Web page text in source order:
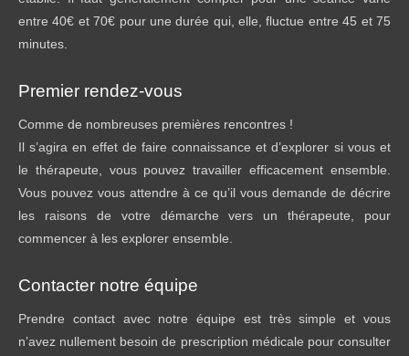
entre 40€ et 70€ pour une durée qui, elle, fluctue entre 45 et 75
minutes.
Premier rendez-vous
Comme de nombreuses premières rencontres !
Il s’agira en effet de faire connaissance et d’explorer si vous et
le thérapeute, vous pouvez travailler efficacement ensemble.
Vous pouvez vous attendre à ce qu’il vous demande de décrire
les raisons de votre démarche vers un thérapeute, pour
commencer à les explorer ensemble.
Contacter notre équipe
Prendre contact avec notre équipe est très simple et vous
n’avez nullement besoin de prescription médicale pour consulter